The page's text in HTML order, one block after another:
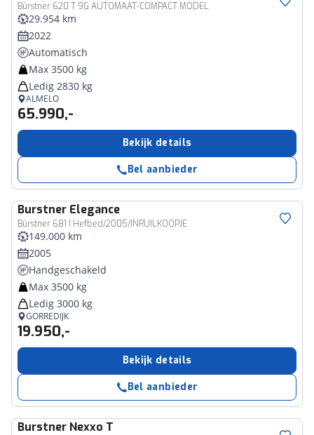
Bürstner 620 T 9G AUTOMAAT-COMPACT MODEL
29.954 km
2022
Automatisch
Max 3500 kg
Ledig 2830 kg
ALMELO
65.990,-
Bekijk details
Bel aanbieder
Burstner Elegance
Bürstner 681 I Hefbed/2005/INRUILKOOPJE
149.000 km
2005
Handgeschakeld
Max 3500 kg
Ledig 3000 kg
GORREDIJK
19.950,-
Bekijk details
Bel aanbieder
Burstner Nexxo T